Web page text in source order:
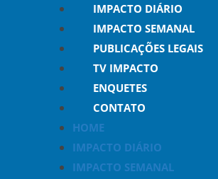
IMPACTO DIÁRIO
IMPACTO SEMANAL
PUBLICAÇÕES LEGAIS
TV IMPACTO
ENQUETES
CONTATO
HOME
IMPACTO DIÁRIO
IMPACTO SEMANAL